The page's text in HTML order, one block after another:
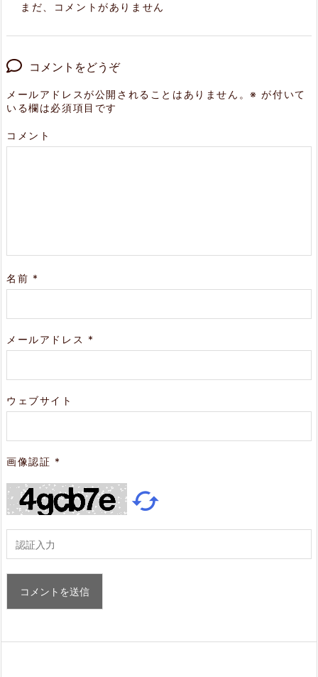
まだ、コメントがありません
コメントをどうぞ
メールアドレスが公開されることはありません。※ が付いて
いる欄は必須項目です
コメント
名前 *
メールアドレス *
ウェブサイト
画像認証 *
